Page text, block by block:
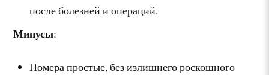
после болезней и операций.
Минусы:
Номера простые, без излишнего роскошного